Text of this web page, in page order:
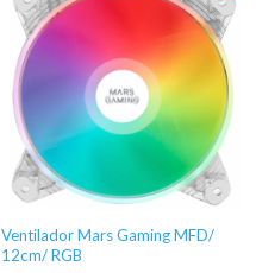
Ventilador Mars Gaming MFD/
12cm/ RGB